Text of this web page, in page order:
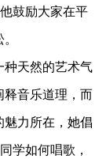
鼓励大家在平
天然的艺术气
释音乐道理，而
力所在，她倡
学如何唱歌，